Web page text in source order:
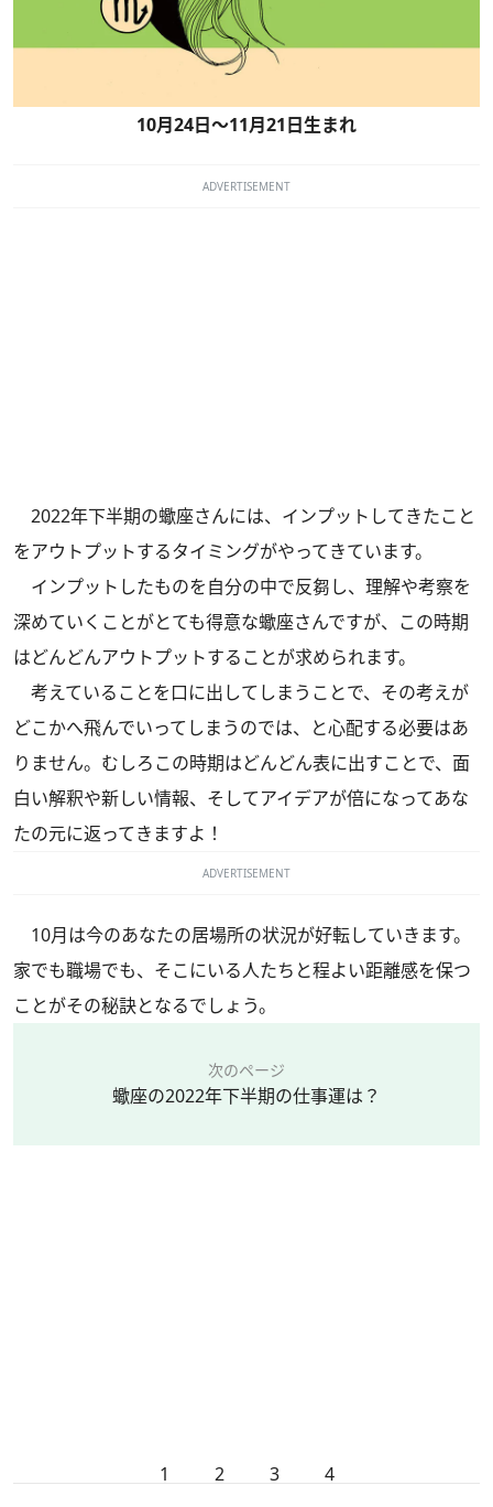
10月24日～11月21日生まれ
ADVERTISEMENT
2022年下半期の蠍座さんには、インプットしてきたこと
をアウトプットするタイミングがやってきています。
インプットしたものを自分の中で反芻し、理解や考察を
深めていくことがとても得意な蠍座さんですが、この時期
はどんどんアウトプットすることが求められます。
考えていることを口に出してしまうことで、その考えが
どこかへ飛んでいってしまうのでは、と心配する必要はあ
りません。むしろこの時期はどんどん表に出すことで、面
白い解釈や新しい情報、そしてアイデアが倍になってあな
たの元に返ってきますよ！
ADVERTISEMENT
10月は今のあなたの居場所の状況が好転していきます。
家でも職場でも、そこにいる人たちと程よい距離感を保つ
ことがその秘訣となるでしょう。
次のページ
蠍座の2022年下半期の仕事運は？
1 2 3 4